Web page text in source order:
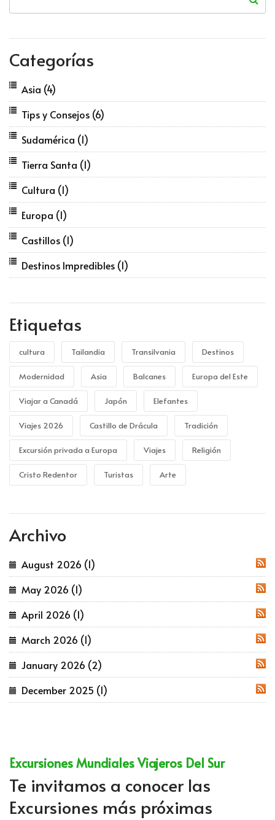
Categorías
Asia (4)
Tips y Consejos (6)
Sudamérica (1)
Tierra Santa (1)
Cultura (1)
Europa (1)
Castillos (1)
Destinos Impredibles (1)
Etiquetas
cultura Tailandia Transilvania Destinos
Modernidad Asia Balcanes Europa del Este
Viajar a Canadá Japón Elefantes
Viajes 2026 Castillo de Drácula Tradición
Excursión privada a Europa Viajes Religión
Cristo Redentor Turistas Arte
Archivo
August 2026 (1)
May 2026 (1)
April 2026 (1)
March 2026 (1)
January 2026 (2)
December 2025 (1)
Excursiones Mundiales Viajeros Del Sur
Te invitamos a conocer las
Excursiones más próximas